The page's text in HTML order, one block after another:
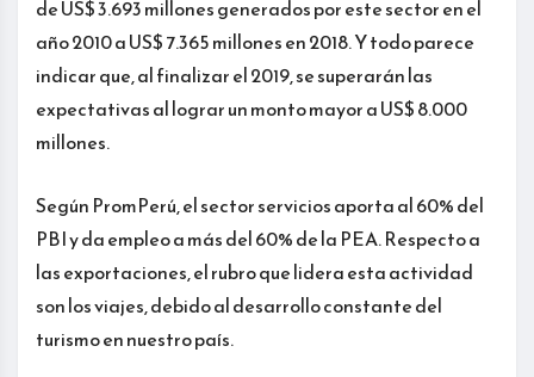
de US$ 3.693 millones generados por este sector en el
año 2010 a US$ 7.365 millones en 2018. Y todo parece
indicar que, al finalizar el 2019, se superarán las
expectativas al lograr un monto mayor a US$ 8.000
millones.
Según PromPerú, el sector servicios aporta al 60% del
PBI y da empleo a más del 60% de la PEA. Respecto a
las exportaciones, el rubro que lidera esta actividad
son los viajes, debido al desarrollo constante del
turismo en nuestro país.